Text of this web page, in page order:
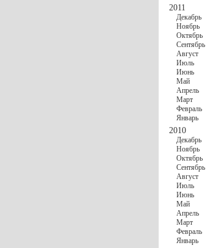
2011
Декабрь
Ноябрь
Октябрь
Сентябрь
Август
Июль
Июнь
Май
Апрель
Март
Февраль
Январь
2010
Декабрь
Ноябрь
Октябрь
Сентябрь
Август
Июль
Июнь
Май
Апрель
Март
Февраль
Январь